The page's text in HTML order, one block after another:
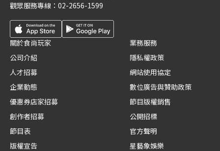
觀眾服務專線： 02-2656-1599
關於食尚玩家
公司介紹
人才招募
企業動態
優惠券店家招募
創作者招募
節目表
版權宣告
業務服務
隱私權政策
網站使用協定
數位廣告與贊助政策
節目版權銷售
公開招標
官方聲明
星藝象娛樂